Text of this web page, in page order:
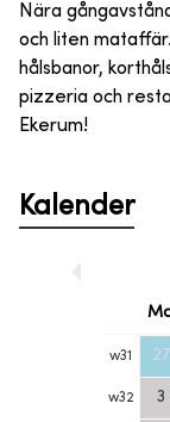
Nära
och liten
hålsbanor,
pizzeria och
Ekerum!
Kalender
w31 27
w32 3